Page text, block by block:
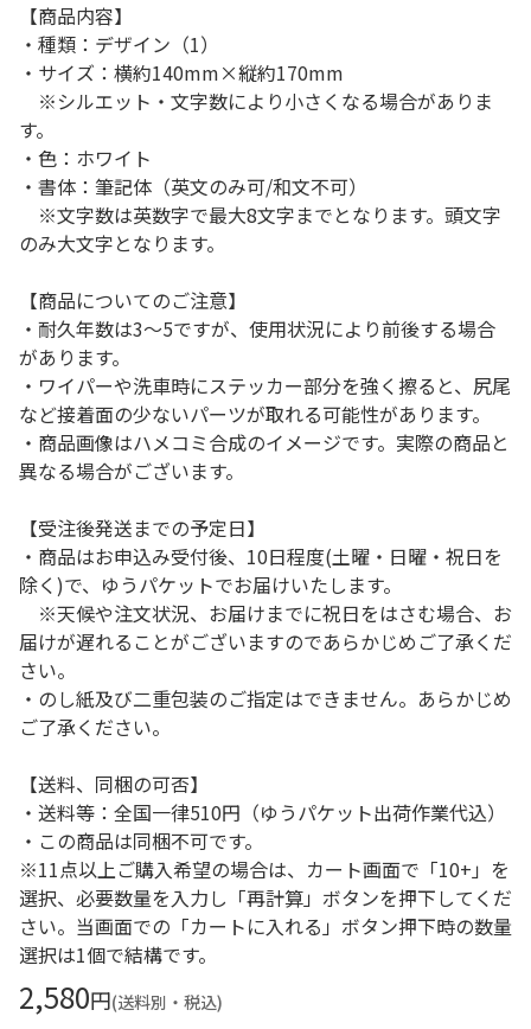
【商品内容】
・種類：デザイン（1）
・サイズ：横約140mm×縦約170mm
※シルエット・文字数により小さくなる場合がありま
す。
・色：ホワイト
・書体：筆記体（英文のみ可/和文不可）
※文字数は英数字で最大8文字までとなります。頭文字
のみ大文字となります。
【商品についてのご注意】
・耐久年数は3～5ですが、使用状況により前後する場合
があります。
・ワイパーや洗車時にステッカー部分を強く擦ると、尻尾
など接着面の少ないパーツが取れる可能性があります。
・商品画像はハメコミ合成のイメージです。実際の商品と
異なる場合がございます。
【受注後発送までの予定日】
・商品はお申込み受付後、10日程度(土曜・日曜・祝日を
除く)で、ゆうパケットでお届けいたします。
※天候や注文状況、お届けまでに祝日をはさむ場合、お
届けが遅れることがございますのであらかじめご了承くだ
さい。
・のし紙及び二重包装のご指定はできません。あらかじめ
ご了承ください。
【送料、同梱の可否】
・送料等：全国一律510円（ゆうパケット出荷作業代込）
・この商品は同梱不可です。
※11点以上ご購入希望の場合は、カート画面で「10+」を
選択、必要数量を入力し「再計算」ボタンを押下してくだ
さい。当画面での「カートに入れる」ボタン押下時の数量
選択は1個で結構です。
2,580円(送料別・税込)